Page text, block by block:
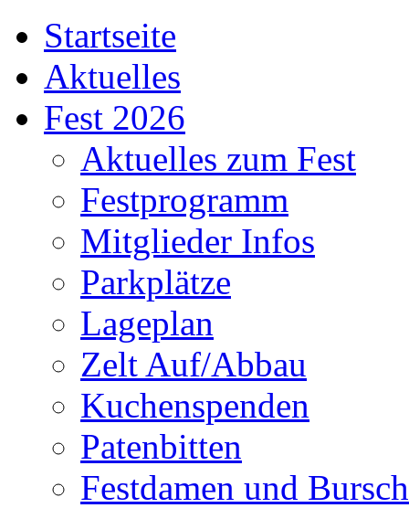
Startseite
Aktuelles
Fest 2026
Aktuelles zum Fest
Festprogramm
Mitglieder Infos
Parkplätze
Lageplan
Zelt Auf/Abbau
Kuchenspenden
Patenbitten
Festdamen und